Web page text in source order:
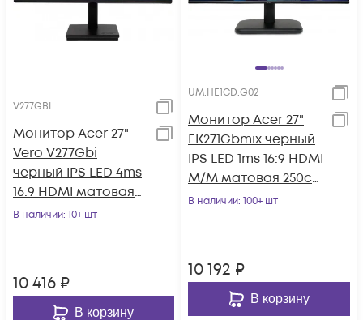
V277GBI
Монитор Acer 27"
Vero V277Gbi
черный IPS LED 4ms
16:9 HDMI матовая
250cd 178гр/178гр
В наличии: 10+ шт
10 416 ₽
В корзину
UM.HE1CD.G02
Монитор Acer 27"
EK271Gbmix черный
IPS LED 1ms 16:9 HDMI
M/M матовая 250cd
178гр/178гр 1920x1080
В наличии: 100+ шт
10 192 ₽
В корзину